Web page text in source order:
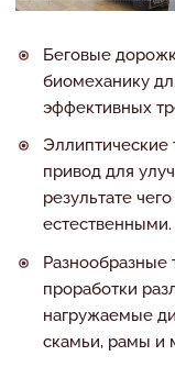
Беговые
биомеханику
эффективных
привод для
результате
естественными.
проработки
нагружаемые
скамьи, рамы и